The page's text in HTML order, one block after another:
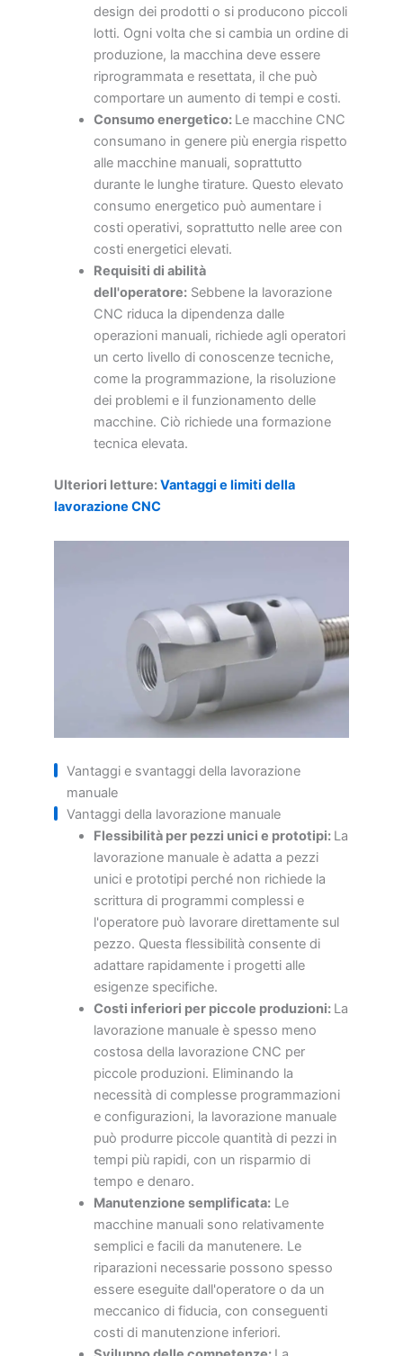
design dei prodotti o si producono piccoli
lotti. Ogni volta che si cambia un ordine di
produzione, la macchina deve essere
riprogrammata e resettata, il che può
comportare un aumento di tempi e costi.
Consumo energetico: Le macchine CNC
consumano in genere più energia rispetto
alle macchine manuali, soprattutto
durante le lunghe tirature. Questo elevato
consumo energetico può aumentare i
costi operativi, soprattutto nelle aree con
costi energetici elevati.
Requisiti di abilità
dell'operatore:Sebbene la lavorazione
CNC riduca la dipendenza dalle
operazioni manuali, richiede agli operatori
un certo livello di conoscenze tecniche,
come la programmazione, la risoluzione
dei problemi e il funzionamento delle
macchine. Ciò richiede una formazione
tecnica elevata.
Ulteriori letture:Vantaggi e limiti della
lavorazione CNC
Vantaggi e svantaggi della lavorazione
manuale
Vantaggi della lavorazione manuale
Flessibilità per pezzi unici e prototipi: La
lavorazione manuale è adatta a pezzi
unici e prototipi perché non richiede la
scrittura di programmi complessi e
l'operatore può lavorare direttamente sul
pezzo. Questa flessibilità consente di
adattare rapidamente i progetti alle
esigenze specifiche.
Costi inferiori per piccole produzioni: La
lavorazione manuale è spesso meno
costosa della lavorazione CNC per
piccole produzioni. Eliminando la
necessità di complesse programmazioni
e configurazioni, la lavorazione manuale
può produrre piccole quantità di pezzi in
tempi più rapidi, con un risparmio di
tempo e denaro.
Manutenzione semplificata:Le
macchine manuali sono relativamente
semplici e facili da manutenere. Le
riparazioni necessarie possono spesso
essere eseguite dall'operatore o da un
meccanico di fiducia, con conseguenti
costi di manutenzione inferiori.